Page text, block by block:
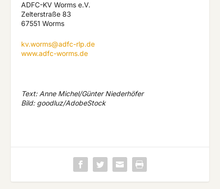
ADFC-KV Worms e.V.
Zelterstraße 83
67551 Worms
kv.worms@adfc-rlp.de
www.adfc-worms.de
Text: Anne Michel/Günter Niederhöfer
Bild: goodluz/AdobeStock